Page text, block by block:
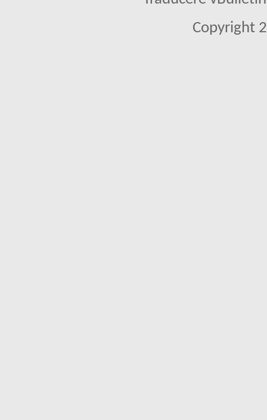
Copyright